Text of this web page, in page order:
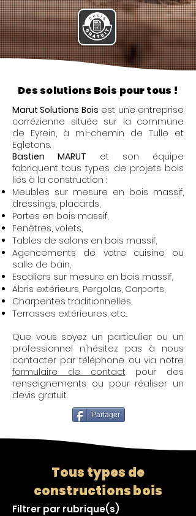
Des solutions Bois pour tous !
Marut Solutions Bois est une entreprise
corrézienne située sur la commune
de Eyrein, à mi-chemin de Tulle et
Egletons.
Bastien MARUT et son équipe
fabriquent tous types de projets bois
liés à la construction :
Meubles sur mesure en bois massif,
dressings, placards,
Portes en bois massif,
Fenêtres, volets,
Tables de salons en bois massif,
Agencements de votre cuisine ou
salle de bain,​
Escaliers sur mesure en bois massif,
Abris extérieurs, Pergolas, Carports,
Charpentes traditionnelles,
Terrasses extérieures, etc...
Que vous soyez un particulier ou un
professionnel n'hésitez pas à nous
contacter par téléphone ou via notre
formulaire de contact pour des
renseignements ou pour réaliser un
devis gratuit.
Partager
Tous types de
constructions bois
Filtrer par rubrique(s)